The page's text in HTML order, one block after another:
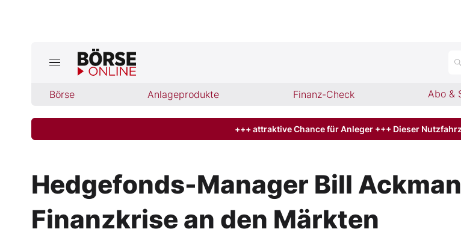
Börse Anlageprodukte Finanz-Check Abo &
Jetzt aktuelle Ausgabe BÖRSE ONLINE lesen
Finanz-Check
Abo & Shop
+++ attraktive Chance für Anleger +++ Dieser
Hedgefonds-Manager Bill
Finanzkrise an den Märkten